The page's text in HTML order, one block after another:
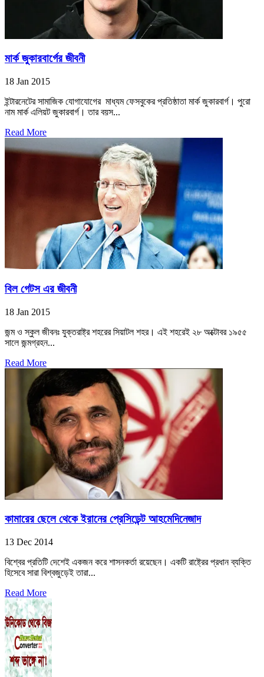
মার্ক জুকারবার্গের জীবনী
18 Jan 2015
ইন্টারনেটের সামাজিক যোগাযোগের মাধ্যম ফেসবুকের প্রতিষ্ঠাতা মার্ক জুকারবার্গ। পুরো
নাম মার্ক এলিয়ট জুকারবার্গ। তার বয়স...
Read More
বিল গেটস এর জীবনী
18 Jan 2015
জন্ম ও স্কুল জীবনঃ যুক্তরাষ্ট্র শহরের সিয়াটল শহর। এই শহরেই ২৮ অক্টোবর ১৯৫৫
সালে জন্মগ্রহন...
Read More
কামারের ছেলে থেকে ইরানের প্রেসিডেন্ট আহমেদিনেজাদ
13 Dec 2014
বিশ্বের প্রতিটি দেশেই একজন করে শাসনকর্তা রয়েছেন। একটি রাষ্ট্রের প্রধান ব্যক্তি
হিসেবে সারা বিশ্বজুড়েই তারা...
Read More